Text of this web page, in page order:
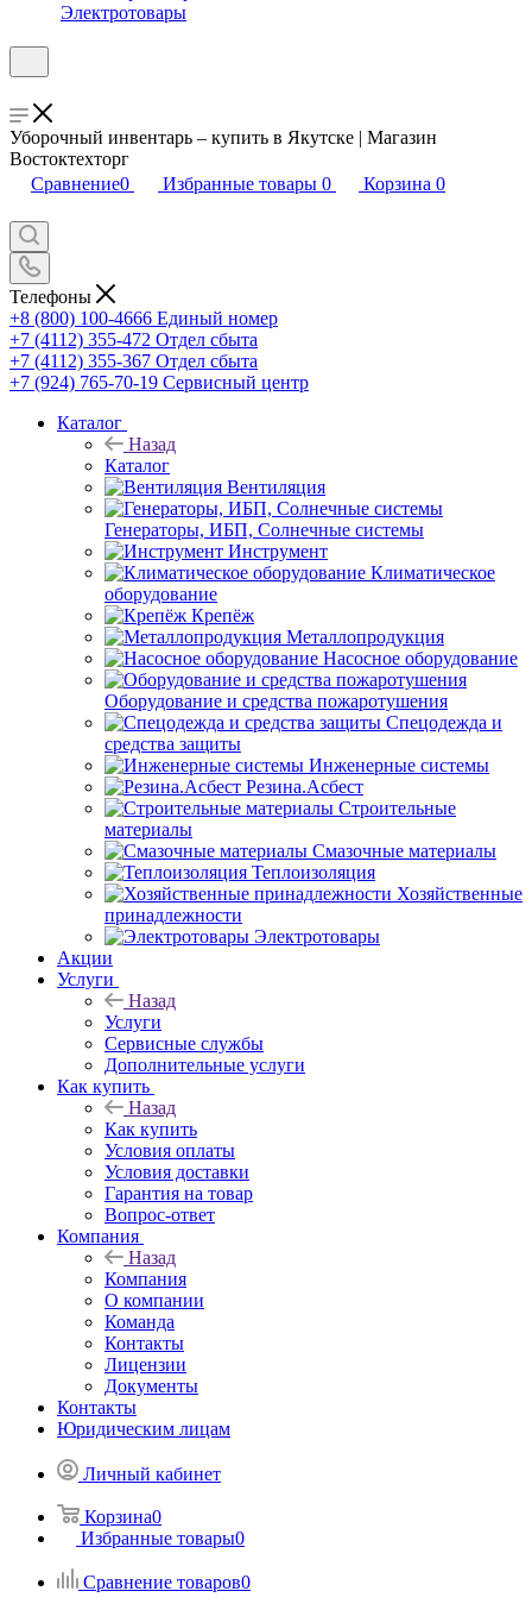
Электротовары
Уборочный инвентарь – купить в Якутске | Магазин
Востоктехторг
Сравнение0 Избранные товары 0 Корзина 0
Телефоны
+8 (800) 100-4666 Единый номер
+7 (4112) 355-472 Отдел сбыта
+7 (4112) 355-367 Отдел сбыта
+7 (924) 765-70-19 Сервисный центр
Каталог
Назад
Каталог
Вентиляция
Генераторы, ИБП, Солнечные системы
Инструмент
Климатическое
оборудование
Крепёж
Металлопродукция
Насосное оборудование
Оборудование и средства пожаротушения
Спецодежда и
средства защиты
Инженерные системы
Резина.Асбест
Строительные
материалы
Смазочные материалы
Теплоизоляция
Хозяйственные
принадлежности
Электротовары
Акции
Услуги
Назад
Услуги
Сервисные службы
Дополнительные услуги
Как купить
Назад
Как купить
Условия оплаты
Условия доставки
Гарантия на товар
Вопрос-ответ
Компания
Назад
Компания
О компании
Команда
Контакты
Лицензии
Документы
Контакты
Юридическим лицам
Личный кабинет
Корзина0
Избранные товары0
Сравнение товаров0